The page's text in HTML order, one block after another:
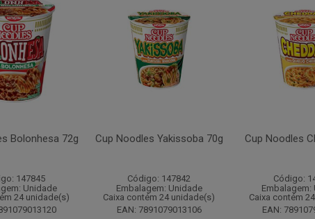
Bolonhesa 72g
147845
Unidade
24 unidade(s)
Cup Noodles Yakissoba 70g
Código: 147842
Embalagem: Unidade
Caixa contém 24 unidade(s)
EAN: 7891079013106
Cup Noodles
Código:
Embalagem:
Caixa contém
EAN: